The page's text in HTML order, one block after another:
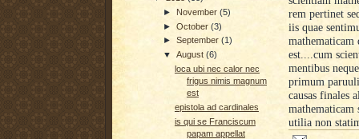
► November(5)
►October(3)
►September(1)
▼August(6)
loca ubi nec calor nec
frigus nimis magnum
est
epistola ad cardinales
is qui se Franciscum
papam appellat
rem pertinet
iis quae
mathematicam
est....cum
mentibus
primum
causas finales
mathematicam
utilia non